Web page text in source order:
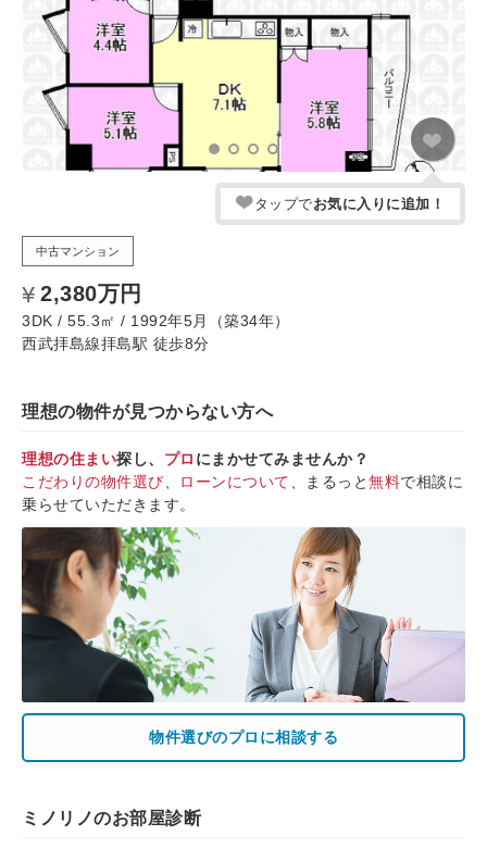
タップでお気に入りに追加！
中古マンション
2,380万円
3DK / 55.3㎡ / 1992年5月（築34年）
西武拝島線拝島駅 徒歩8分
理想の物件が見つからない方へ
理想の住まい探し、 プロ にまかせてみませんか？
こだわりの物件選び
ローンについて 、まるっと無料で相談に
乗らせていただきます。
物件選びのプロに相談する
ミノリノのお部屋診断